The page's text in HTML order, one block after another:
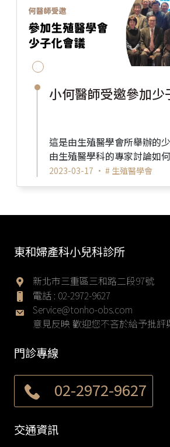
小何醫師受邀參加少
這是由生殖醫學會所舉辦的
由生殖醫學科的專家討論如
化的問題。 我們去年龍年的出生數竟然比前
一年兔年還要少， ...
2023-03-17 • # 生殖醫學會
東和婦產科小兒科診所
新北市三重區三和路二段97號
電話 : 02-2972-9627
Service@tonho-obs.com
意見反映 歡迎您不吝於給予批評
門診專線
02-2972-9627
交通資訊